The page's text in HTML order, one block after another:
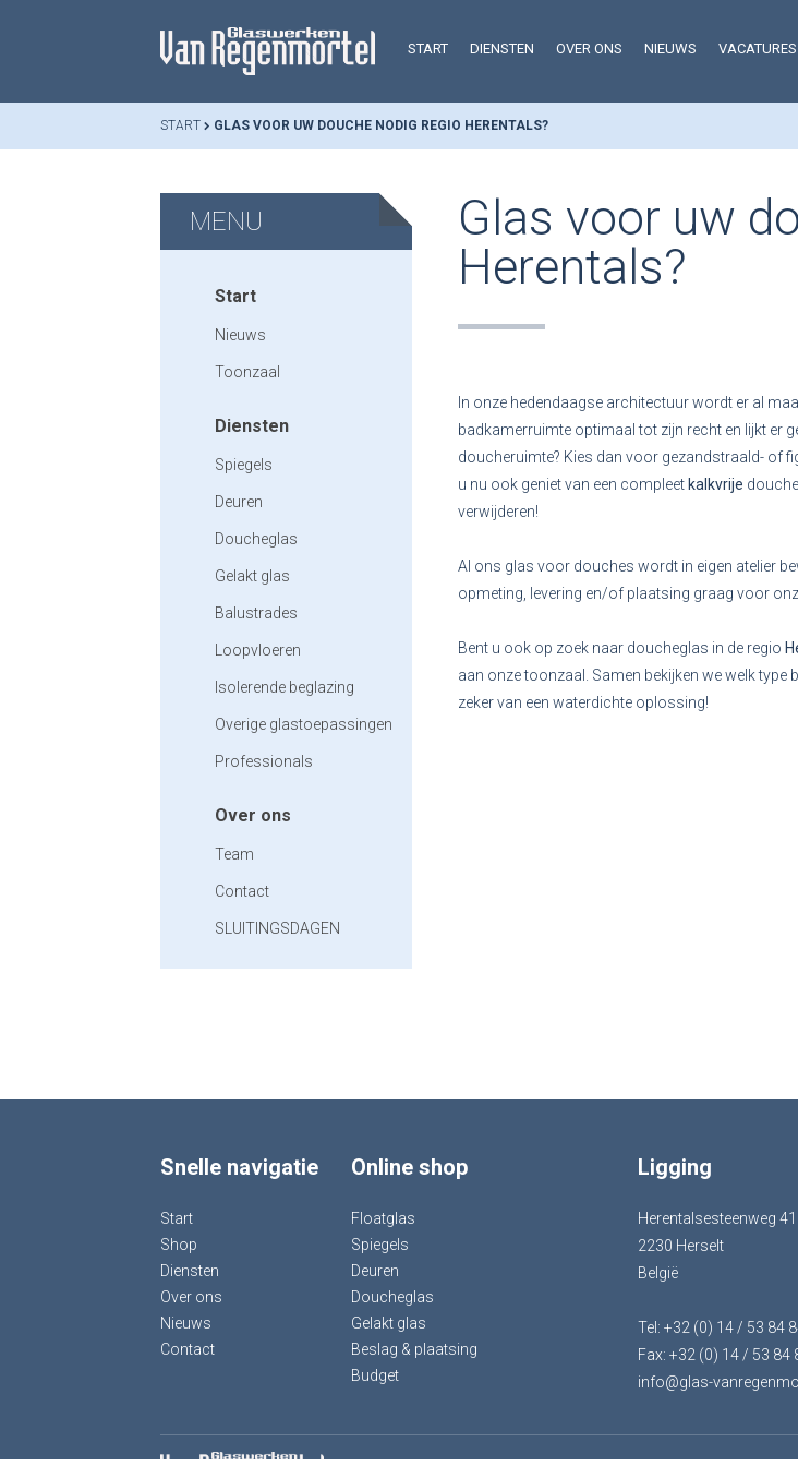
START DIENSTEN OVER ONS NIEUWS VACATURES
START GLAS VOOR UW DOUCHE NODIG REGIO HERENTALS?
MENU
Start
Nieuws
Toonzaal
Diensten
Spiegels
Deuren
Doucheglas
Gelakt glas
Balustrades
Loopvloeren
Isolerende beglazing
Overige glastoepassingen
Professionals
Over ons
Team
Contact
SLUITINGSDAGEN
Glas voor uw
Herentals?
In onze hedendaagse architectuur wordt er al
badkamerruimte optimaal tot zijn recht en lijkt er
doucheruimte? Kies dan voor gezandstraald- of
u nu ook geniet van een compleet kalkvrije
verwijderen!
Al ons glas voor douches wordt in eigen atelier
opmeting, levering en/of plaatsing graag voor
Bent u ook op zoek naar doucheglas in de regio
aan onze toonzaal. Samen bekijken we welk
zeker van een waterdichte oplossing!
Snelle navigatie
Start
Shop
Diensten
Over ons
Nieuws
Contact
Online shop
Floatglas
Spiegels
Deuren
Doucheglas
Gelakt glas
Beslag & plaatsing
Budget
Ligging
Herentalsesteenweg 41
2230 Herselt
België
Tel: +32 (0) 14 / 53 84
Fax: +32 (0) 14 / 53 84
info@glas-